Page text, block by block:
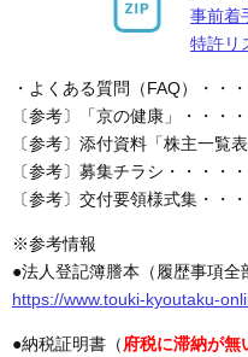
事前着
特許リ
・よくある質問（FAQ）・・
〔参考〕「京の健康」・・・
〔参考〕添付資料「株主一覧
〔参考〕募集チラシ・・・・
〔参考〕交付要領様式集・・
※参考情報
●法人登記簿謄本（履歴事項全
https://www.touki-kyoutaku-
●納税証明書（府税に滞納が無